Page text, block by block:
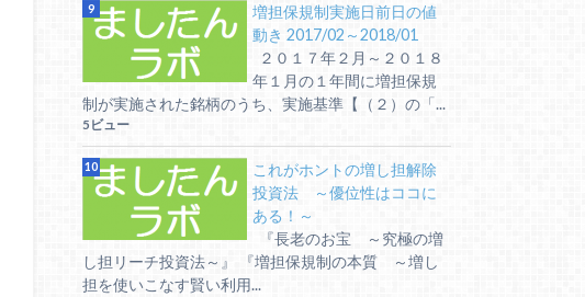
増担保規制実施日前日の値
動き 2017/02～2018/01
２０１７年２月～２０１８
年１月の１年間に増担保規
制が実施された銘柄のうち、実施基準【（２）の「...
5ビュー
これがホントの増し担解除
投資法 ～優位性はココに
ある！～
『長老のお宝 ～究極の増
し担リーチ投資法～』 『増担保規制の本質 ～増し
担を使いこなす賢い利用...